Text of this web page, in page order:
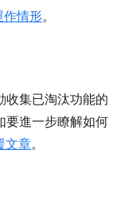
作情形。
收集已淘汰功能的
要進一步瞭解如何
文章。